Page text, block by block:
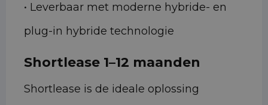
• Leverbaar met moderne hybride- en
plug-in hybride technologie
Shortlease 1–12 maanden
Shortlease is de ideale oplossing